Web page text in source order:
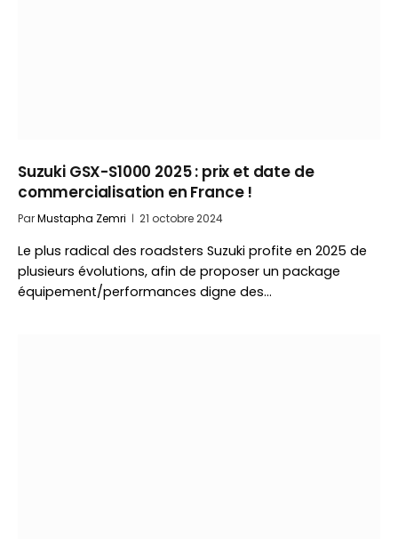
Suzuki GSX-S1000 2025 : prix et date de
commercialisation en France !
ParMustapha Zemri 21 octobre 2024
Le plus radical des roadsters Suzuki profite en 2025 de
plusieurs évolutions, afin de proposer un package
équipement/performances digne des…